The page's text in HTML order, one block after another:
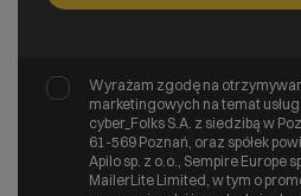
Wyrażam zgodę na
marketingowych na temat
cyber_Folks S.A. z siedzibą w
61-569 Poznań, oraz spółek
Apilo sp. z o.o., Sempire Europe
MailerLite Limited, w tym o